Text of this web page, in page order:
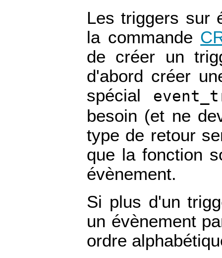
Les triggers sur
la commande
de créer un
d'abord créer
spécial
besoin (et ne
type de retour
que la fonction
évènement.
Si plus d'un
un évènement
ordre